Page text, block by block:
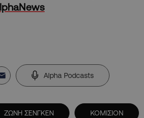
Alpha Podcasts
ΖΩΝΗ ΣΕΝΓΚΕΝ ΚΟΜΙΣΙΟΝ